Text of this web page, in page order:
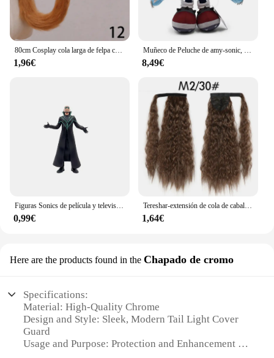
1,96€ 8,49€
Figuras Sonics de película y televisión para niños, juguete de personaje de PVC, erizo, sombra, cola, modelo de muñecas, juguetes de animales, gran oferta, 8 estilos
0,99€
Tereshar-extensión de cola de caballo ondulada de maíz sintético para mujer, postizo largo ondulado y rizado envolvente alrededor de cola de caballo resistente al calor
1,64€
Here are the products found in the Chapado de cromo
Specifications:
Material: High-Quality Chrome
Design and Style: Sleek, Modern Tail Light Cover
Guard
Usage and Purpose: Protection and Enhancement of